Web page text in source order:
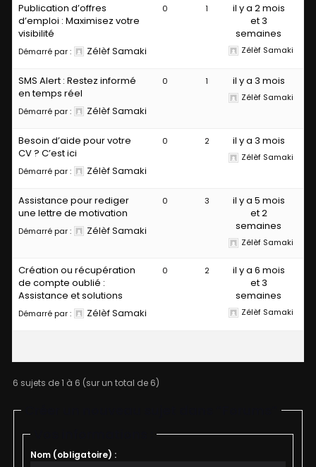
Publication d’offres
d’emploi : Maximisez votre
visibilité
Démarré par : Zélèf Samaki
0 1
il y a 2 mois
et 3
semaines
Zélèf Samaki
SMS Alert : Restez informé
en temps réel
Démarré par : Zélèf Samaki
0 1 il y a 3 mois
Zélèf Samaki
Besoin d’aide pour votre
CV ? C’est ici
Démarré par : Zélèf Samaki
0 2 il y a 3 mois
Zélèf Samaki
Assistance pour rediger
une lettre de motivation
Démarré par : Zélèf Samaki
0 3
il y a 5 mois
et 2
semaines
Zélèf Samaki
Création ou récupération
de compte oublié :
Assistance et solutions
Démarré par : Zélèf Samaki
0 2
il y a 6 mois
et 3
semaines
Zélèf Samaki
6 sujets de 1 à 6 (sur un total de 6)
Nom (obligatoire) :